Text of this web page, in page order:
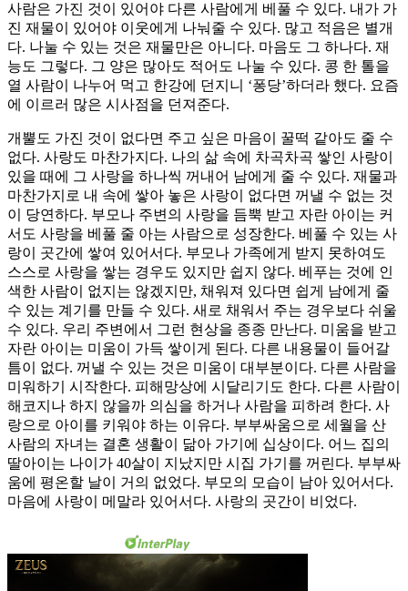
사람은 가진 것이 있어야 다른 사람에게 베풀 수 있다. 내가 가
진 재물이 있어야 이웃에게 나눠줄 수 있다. 많고 적음은 별개
다. 나눌 수 있는 것은 재물만은 아니다. 마음도 그 하나다. 재
능도 그렇다. 그 양은 많아도 적어도 나눌 수 있다. 콩 한 톨을
열 사람이 나누어 먹고 한강에 던지니 ‘퐁당’하더라 했다. 요즘
에 이르러 많은 시사점을 던져준다.
개뿔도 가진 것이 없다면 주고 싶은 마음이 꿀떡 같아도 줄 수
없다. 사랑도 마찬가지다. 나의 삶 속에 차곡차곡 쌓인 사랑이
있을 때에 그 사랑을 하나씩 꺼내어 남에게 줄 수 있다. 재물과
마찬가지로 내 속에 쌓아 놓은 사랑이 없다면 꺼낼 수 없는 것
이 당연하다. 부모나 주변의 사랑을 듬뿍 받고 자란 아이는 커
서도 사랑을 베풀 줄 아는 사람으로 성장한다. 베풀 수 있는 사
랑이 곳간에 쌓여 있어서다. 부모나 가족에게 받지 못하여도
스스로 사랑을 쌓는 경우도 있지만 쉽지 않다. 베푸는 것에 인
색한 사람이 없지는 않겠지만, 채워져 있다면 쉽게 남에게 줄
수 있는 계기를 만들 수 있다. 새로 채워서 주는 경우보다 쉬울
수 있다. 우리 주변에서 그런 현상을 종종 만난다. 미움을 받고
자란 아이는 미움이 가득 쌓이게 된다. 다른 내용물이 들어갈
틈이 없다. 꺼낼 수 있는 것은 미움이 대부분이다. 다른 사람을
미워하기 시작한다. 피해망상에 시달리기도 한다. 다른 사람이
해코지나 하지 않을까 의심을 하거나 사람을 피하려 한다. 사
랑으로 아이를 키워야 하는 이유다. 부부싸움으로 세월을 산
사람의 자녀는 결혼 생활이 닮아 가기에 십상이다. 어느 집의
딸아이는 나이가 40살이 지났지만 시집 가기를 꺼린다. 부부싸
움에 평온할 날이 거의 없었다. 부모의 모습이 남아 있어서다.
마음에 사랑이 메말라 있어서다. 사랑의 곳간이 비었다.